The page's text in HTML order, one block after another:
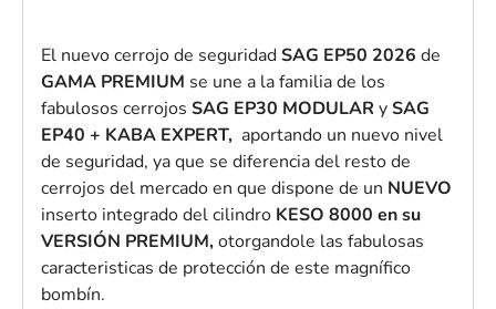
El nuevo cerrojo de seguridadSAG EP50 2026 de
GAMA PREMIUM se une a la familia de los
fabulosos cerrojos SAG EP30 MODULAR ySAG
EP40 + KABA EXPERT, aportando un nuevo nivel
de seguridad, ya que se diferencia del resto de
cerrojos del mercado en que dispone de un NUEVO
inserto integrado del cilindro KESO 8000 en su
VERSIÓN PREMIUM,otorgandole las fabulosas
caracteristicas de protección de este magnífico
bombín.